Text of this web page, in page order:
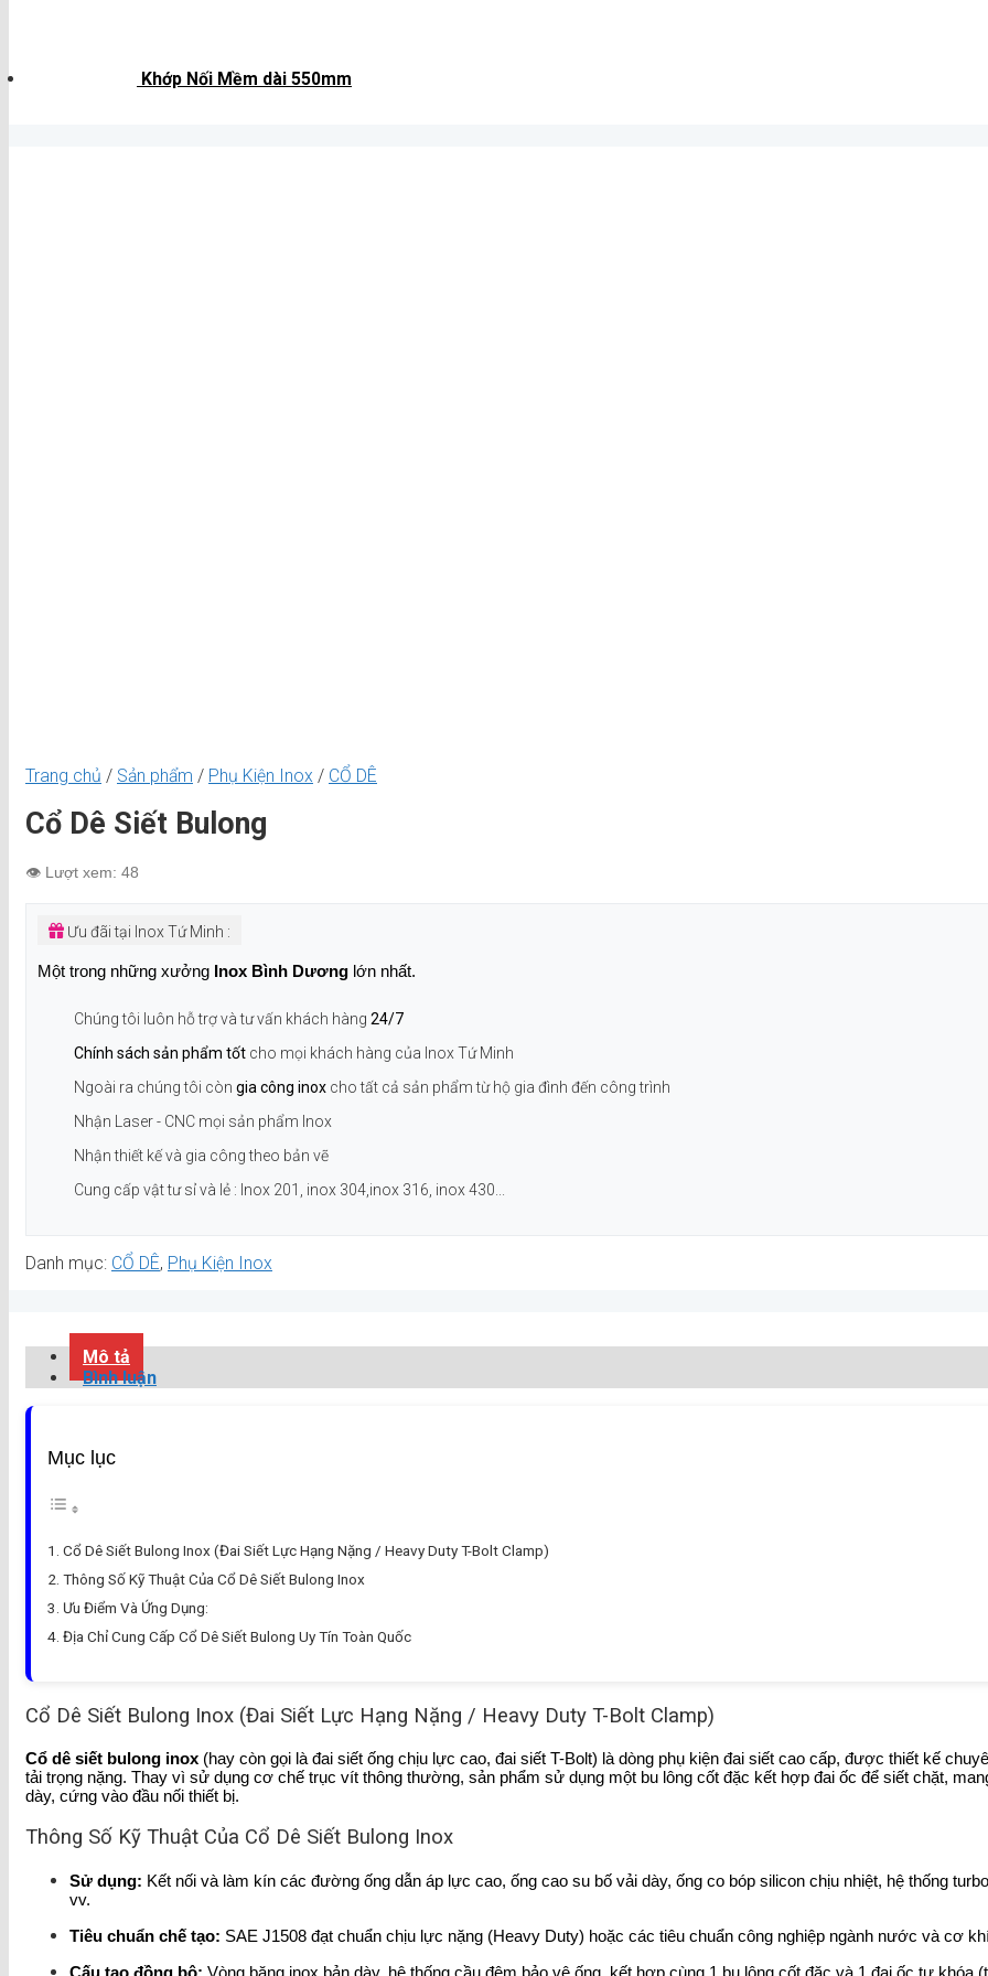
Khớp Nối Mềm dài 550mm
Trang chủ / Sản phẩm / Phụ Kiện Inox / CỔ DÊ
Cổ Dê Siết Bulong
👁️ Lượt xem: 48
Ưu đãi tại Inox Tứ Minh :
Một trong những xưởng Inox Bình Dương lớn nhất.
Chúng tôi luôn hỗ trợ và tư vấn khách hàng 24/7
Chính sách sản phẩm tốt cho mọi khách hàng của Inox Tứ Minh
Ngoài ra chúng tôi còn gia công inox cho tất cả sản phẩm từ hộ gia đình đến công trình
Nhận Laser - CNC mọi sản phẩm Inox
Nhận thiết kế và gia công theo bản vẽ
Cung cấp vật tư sỉ và lẻ : Inox 201, inox 304,inox 316, inox 430...
Danh mục: CỔ DÊ, Phụ Kiện Inox
Mô tả
Bình luận
Mục lục
Cổ Dê Siết Bulong Inox (Đai Siết Lực Hạng Nặng / Heavy Duty T-Bolt Clamp)
Thông Số Kỹ Thuật Của Cổ Dê Siết Bulong Inox
Ưu Điểm Và Ứng Dụng:
Địa Chỉ Cung Cấp Cổ Dê Siết Bulong Uy Tín Toàn Quốc
Cổ Dê Siết Bulong Inox (Đai Siết Lực Hạng Nặng / Heavy Duty T-Bolt Clamp)
Cổ dê siết bulong inox (hay còn gọi là đai siết ống chịu lực cao, đai siết T-Bolt) là dòng phụ kiện đai siết cao cấp, được thiết kế
tải trọng nặng. Thay vì sử dụng cơ chế trục vít thông thường, sản phẩm sử dụng một bu lông cốt đặc kết hợp đai ốc để siết chặt,
dày, cứng vào đầu nối thiết bị.
Thông Số Kỹ Thuật Của Cổ Dê Siết Bulong Inox
Sử dụng: Kết nối và làm kín các đường ống dẫn áp lực cao, ống cao su bố vải dày, ống co bóp silicon chịu nhiệt, hệ thống
vv.
Tiêu chuẩn chế tạo: SAE J1508 đạt chuẩn chịu lực nặng (Heavy Duty) hoặc các tiêu chuẩn công nghiệp ngành nước và cơ
Cấu tạo đồng bộ: Vòng băng inox bản dày, hệ thống cầu đệm bảo vệ ống, kết hợp cùng 1 bu lông cốt đặc và 1 đai ốc tự khóa